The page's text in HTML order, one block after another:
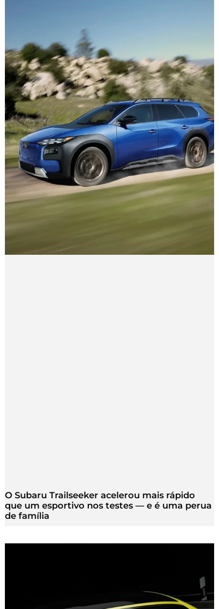
O Subaru Trailseeker acelerou mais rápido
que um esportivo nos testes — e é uma perua
de família